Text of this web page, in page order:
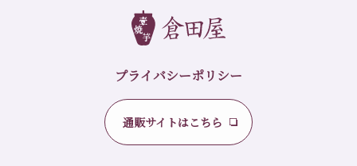
プライバシーポリシー
通販サイトはこちら